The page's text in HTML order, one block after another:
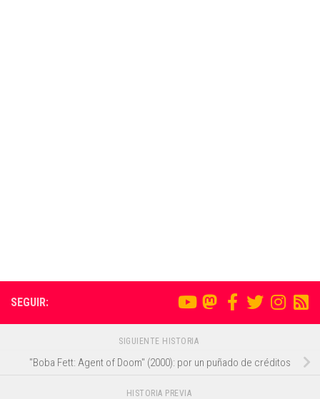
SEGUIR:
SIGUIENTE HISTORIA
"Boba Fett: Agent of Doom" (2000): por un puñado de créditos
HISTORIA PREVIA